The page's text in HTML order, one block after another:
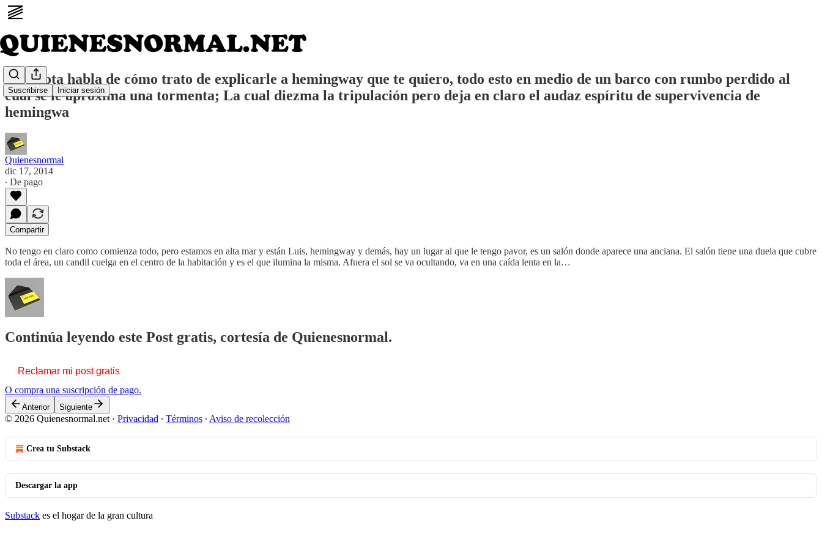
Suscribirse Iniciar sesión
Esta nota habla de cómo trato de explicarle a hemingway que te quiero, todo esto en medio de un barco con rumbo perdido al
cual se le aproxima una tormenta; La cual diezma la tripulación pero deja en claro el audaz espíritu de supervivencia de
hemingwa
Quienesnormal
dic 17, 2014
∙ De pago
Compartir
No tengo en claro como comienza todo, pero estamos en alta mar y están Luis, hemingway y demás, hay un lugar al que le tengo pavor, es un salón donde aparece una anciana. El salón tiene una duela que cubre
toda el área, un candil cuelga en el centro de la habitación y es el que ilumina la misma. Afuera el sol se va ocultando, va en una caída lenta en la…
Continúa leyendo este Post gratis, cortesía de Quienesnormal.
Reclamar mi post gratis
O compra una suscripción de pago.
Anterior Siguiente
© 2026 Quienesnormal.net · Privacidad ∙ Términos ∙ Aviso de recolección
Crea tu Substack
Descargar la app
Substack es el hogar de la gran cultura